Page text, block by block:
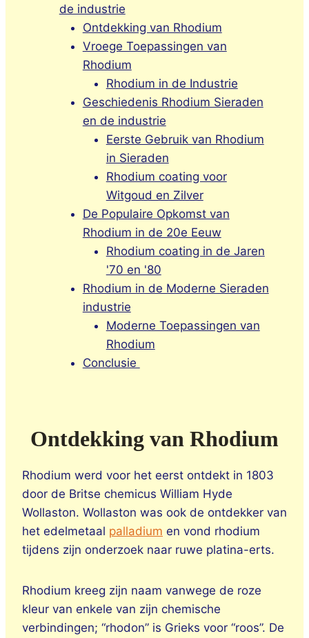
de industrie
Ontdekking van Rhodium
Vroege Toepassingen van
Rhodium
Rhodium in de Industrie
Geschiedenis Rhodium Sieraden
en de industrie
Eerste Gebruik van Rhodium
in Sieraden
Rhodium coating voor
Witgoud en Zilver
De Populaire Opkomst van
Rhodium in de 20e Eeuw
Rhodium coating in de Jaren
'70 en '80
Rhodium in de Moderne Sieraden
industrie
Moderne Toepassingen van
Rhodium
Conclusie
Ontdekking van Rhodium
Rhodium werd voor het eerst ontdekt in 1803
door de Britse chemicus William Hyde
Wollaston. Wollaston was ook de ontdekker van
het edelmetaal palladium en vond rhodium
tijdens zijn onderzoek naar ruwe platina-erts.
Rhodium kreeg zijn naam vanwege de roze
kleur van enkele van zijn chemische
verbindingen; “rhodon” is Grieks voor “roos”. De